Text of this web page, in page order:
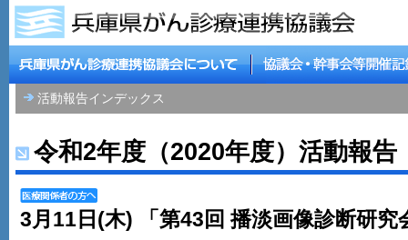
活動報告インデックス
令和2年度（2020年度）活動報告
3月11日(木) 「第43回 播淡画像診断研